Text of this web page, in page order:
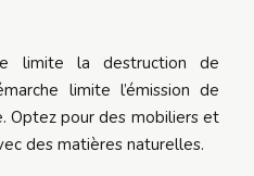
limite la destruction de
limite l’émission de
Optez pour des mobiliers et
des matières naturelles.